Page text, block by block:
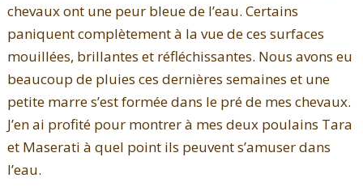
chevaux ont une peur bleue de l’eau. Certains
paniquent complètement à la vue de ces surfaces
mouillées, brillantes et réfléchissantes. Nous avons eu
beaucoup de pluies ces dernières semaines et une
petite marre s’est formée dans le pré de mes chevaux.
J’en ai profité pour montrer à mes deux poulains Tara
et Maserati à quel point ils peuvent s’amuser dans
l’eau.